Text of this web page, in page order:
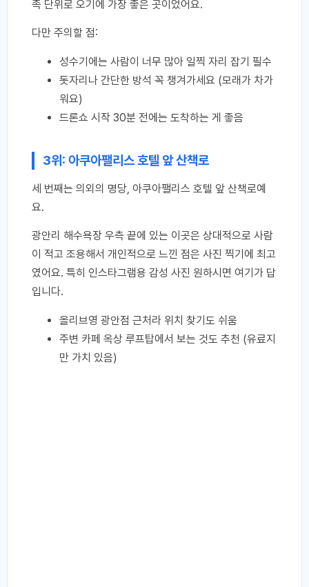
족 단위로 오기에 가장 좋은 곳이었어요.
다만 주의할 점:
성수기에는 사람이 너무 많아 일찍 자리 잡기 필수
돗자리나 간단한 방석 꼭 챙겨가세요 (모래가 차가
워요)
드론쇼 시작 30분 전에는 도착하는 게 좋음
3위: 아쿠아팰리스 호텔 앞 산책로
세 번째는 의외의 명당, 아쿠아팰리스 호텔 앞 산책로예
요.
광안리 해수욕장 우측 끝에 있는 이곳은 상대적으로 사람
이 적고 조용해서 개인적으로 느낀 점은 사진 찍기에 최고
였어요. 특히 인스타그램용 감성 사진 원하시면 여기가 답
입니다.
올리브영 광안점 근처라 위치 찾기도 쉬움
주변 카페 옥상 루프탑에서 보는 것도 추천 (유료지
만 가치 있음)